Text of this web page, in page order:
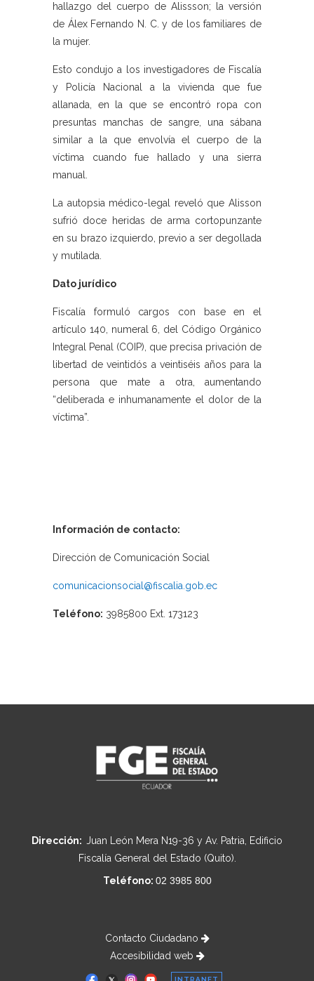
hallazgo del cuerpo de Alissson; la versión
de Álex Fernando N. C. y de los familiares de
la mujer.
Esto condujo a los investigadores de Fiscalía
y Policía Nacional a la vivienda que fue
allanada, en la que se encontró ropa con
presuntas manchas de sangre, una sábana
similar a la que envolvía el cuerpo de la
víctima cuando fue hallado y una sierra
manual.
La autopsia médico-legal reveló que Alisson
sufrió doce heridas de arma cortopunzante
en su brazo izquierdo, previo a ser degollada
y mutilada.
Dato jurídico
Fiscalía formuló cargos con base en el
artículo 140, numeral 6, del Código Orgánico
Integral Penal (COIP), que precisa privación de
libertad de veintidós a veintiséis años para la
persona que mate a otra, aumentando
“deliberada e inhumanamente el dolor de la
víctima”.
Información de contacto:
Dirección de Comunicación Social
comunicacionsocial@fiscalia.gob.ec
Teléfono: 3985800 Ext. 173123
Dirección: Juan León Mera N19-36 y Av. Patria, Edificio
Fiscalía General del Estado (Quito).
Teléfono: 02 3985 800
Contacto Ciudadano
Accesibilidad web
INTRANET